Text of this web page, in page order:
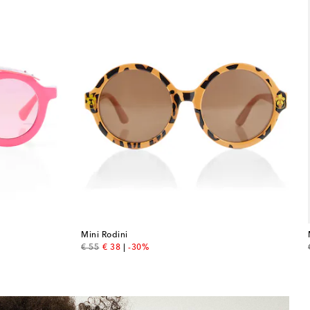
Mini Rodini
€ 55
original price
€ 38
discount price
-30%